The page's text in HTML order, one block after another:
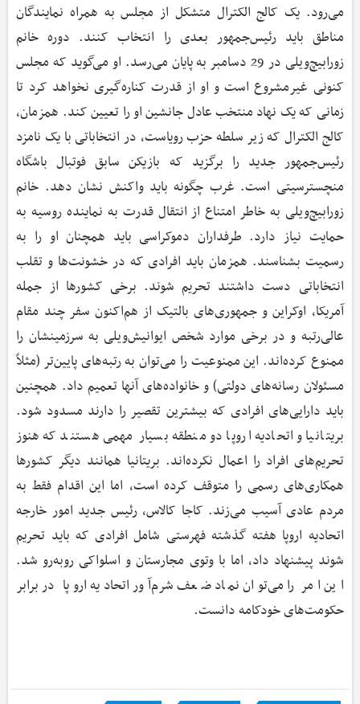
می‌رود. یک کالج الکترال متشکل از مجلس به همراه نمایندگان
مناطق باید رئیس‌جمهور بعدی را انتخاب کنند. دوره خانم
زورابیچ‌ویلی در 29 دسامبر به پایان می‌رسد. او می‌گوید که مجلس
کنونی غیرمشروع است و او از قدرت کناره‌گیری نخواهد کرد تا
زمانی که یک نهاد منتخب عادل جانشین او را تعیین کند. همزمان،
کالج الکترال که زیر سلطه حزب رویاست، در انتخاباتی با یک نامزد
رئیس‌جمهور جدید را برگزید که بازیکن سابق فوتبال باشگاه
منچستر‌سیتی است. غرب چگونه باید واکنش نشان دهد. خانم
زورابیچ‌ویلی به خاطر امتناع از انتقال قدرت به نماینده روسیه به
حمایت نیاز دارد. طرفداران دموکراسی باید همچنان او را به
رسمیت بشناسند. همزمان باید افرادی که در خشونت‌ها و تقلب
انتخاباتی دست داشتند تحریم شوند. برخی کشورها از جمله
آمریکا، اوکراین و جمهوری‌های بالتیک از هم‌اکنون سفر چند مقام
عالی‌رتبه و در برخی موارد شخص ایوانیش‌ویلی به سرزمینشان را
ممنوع کرده‌اند. این ممنوعیت را می‌توان به رتبه‌های پایین‌تر (مثلاً
مسئولان رسانه‌های دولتی) و خانواده‌های آنها تعمیم داد. همچنین
باید دارایی‌های افرادی که بیشترین تقصیر را دارند مسدود شود.
بریتانیا و اتحادیه اروپا دو منطقه بسیار مهمی هستند که هنوز
تحریم‌های افراد را اعمال نکرده‌اند. بریتانیا همانند دیگر کشورها
همکاری‌های رسمی را متوقف کرده است، اما این اقدام فقط به
مردم عادی آسیب می‌زند. کاجا کالاس، رئیس جدید امور خارجه
اتحادیه اروپا هفته گذشته فهرستی شامل افرادی که باید تحریم
شوند پیشنهاد داد، اما با وتوی مجارستان و اسلواکی رو‌به‌رو شد.
این امر را می‌توان نماد ضعف شرم‌آور اتحادیه اروپا در برابر
حکومت‌های خودکامه دانست.